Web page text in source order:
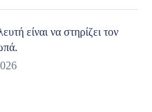
είναι να στηρίζει τον